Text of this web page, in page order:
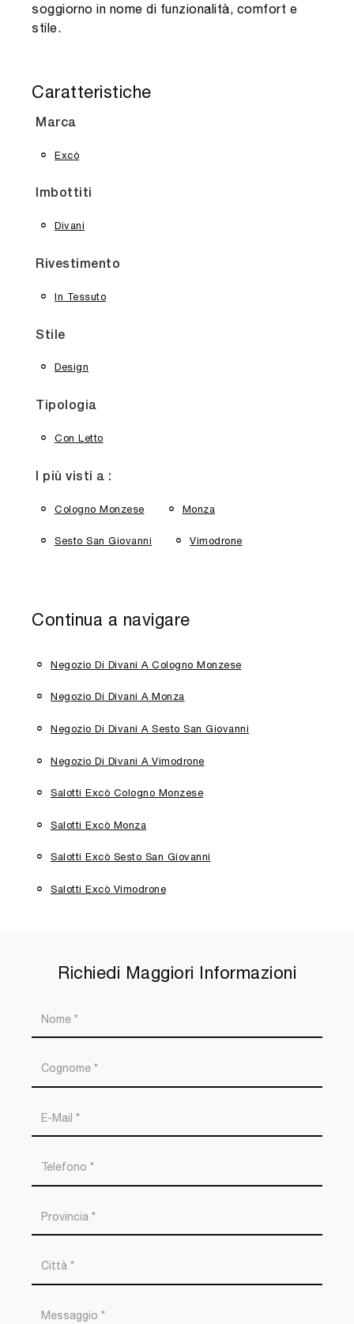
soggiorno in nome di funzionalità, comfort e
stile.
Caratteristiche
Marca
Excò
Imbottiti
Divani
Rivestimento
In Tessuto
Stile
Design
Tipologia
Con Letto
I più visti a :
Cologno Monzese Monza
Sesto San Giovanni Vimodrone
Continua a navigare
Negozio Di Divani A Cologno Monzese
Negozio Di Divani A Monza
Negozio Di Divani A Sesto San Giovanni
Negozio Di Divani A Vimodrone
Salotti Excò Cologno Monzese
Salotti Excò Monza
Salotti Excò Sesto San Giovanni
Salotti Excò Vimodrone
Richiedi Maggiori Informazioni